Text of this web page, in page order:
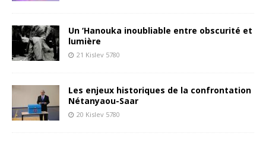
Un ‘Hanouka inoubliable entre obscurité et
lumière
21 Kislev 5780
Les enjeux historiques de la confrontation
Nétanyaou-Saar
20 Kislev 5780